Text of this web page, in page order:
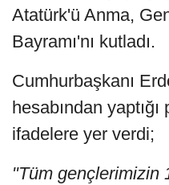
Atatürk'ü Anma,
Bayramı'nı kutladı.
Cumhurbaşkanı
hesabından yaptığı
ifadelere yer verdi;
"Tüm gençlerimizin